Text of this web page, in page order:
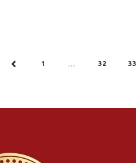
1 … 32 33